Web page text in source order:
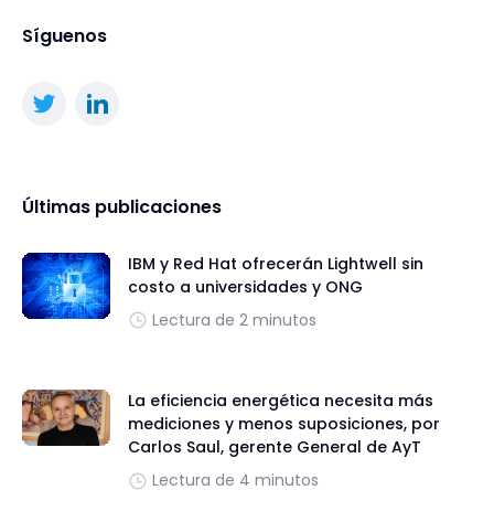
Síguenos
Últimas publicaciones
IBM y Red Hat ofrecerán Lightwell sin
costo a universidades y ONG
Lectura de 2 minutos
La eficiencia energética necesita más
mediciones y menos suposiciones, por
Carlos Saul, gerente General de AyT
Lectura de 4 minutos